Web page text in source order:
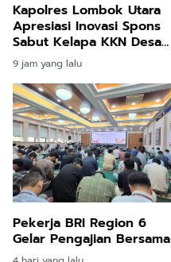
Kapolres Lombok Utara
Apresiasi Inovasi Spons
Sabut Kelapa KKN Desa
Bentek
9 jam yang lalu
Pekerja BRI Region 6
Gelar Pengajian Bersama